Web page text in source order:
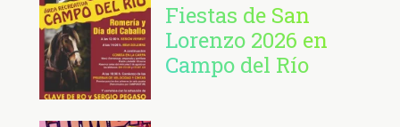
Fiestas de San
Lorenzo 2026 en
Campo del Río